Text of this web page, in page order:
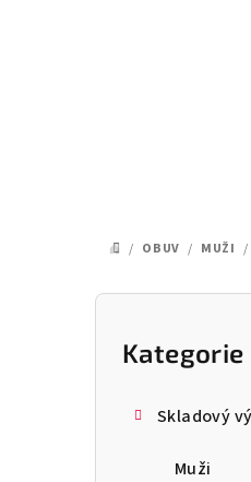
DOMŮ
/ OBUV / MUŽI /
P
Přeskočit
kategorie
Kategorie
Skladový
Muži